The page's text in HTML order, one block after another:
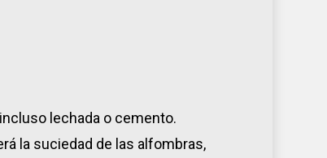
lechada o cemento.
la suciedad de las alfombras,